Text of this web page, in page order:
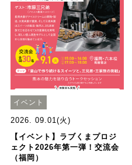
イベント
2026. 09.01(火)
【イベント】ラブくまプロジ
ェクト2026年第一弾！交流会
（福岡）